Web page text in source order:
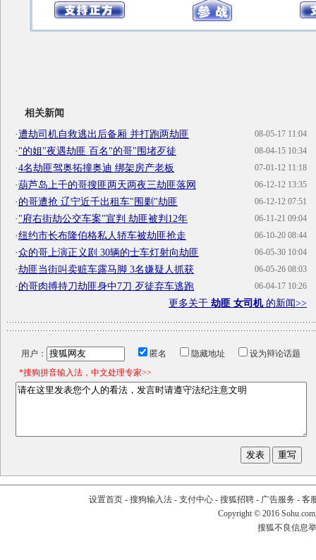
相关新闻
08-05-17 11:04
·遭劫司机自救逃出后备厢 并打跑两劫匪
08-04-15 10:34
·"的姐"夜遇劫匪 百名"的哥"围堵歹徒
07-01-12 11:18
·4名劫匪驾奥拓撞奥迪 绑架房产老板
06-12-12 13:35
·葫芦岛上千的哥搜匪两天两夜三劫匪落网
06-12-12 07:51
·的哥遭抢 辽宁近千出租车"围剿"劫匪
06-11-21 09:04
·"府右街劫公交车案"宣判 劫匪被判12年
06-10-20 08:44
·纽约市长布隆伯格私人轿车被劫匪抢走
06-05-30 10:04
·众的哥上演正义剧 30辆的士车灯射向劫匪
06-05-26 08:03
·劫匪当街叫卖赃车露马脚 3名嫌疑人抓获
06-04-17 10:26
·的哥肉搏持刀劫匪身中7刀 歹徒弃车逃跑
更多关于 劫匪 女司机的新闻>>
用户： 匿名 隐藏地址
设为辩论话题
*搜狗拼音输入法，中文处理专家>>
设置首页- 搜狗输入法- 支付中心- 搜狐招聘- 广告服务 - 客
Copyright © 2016
搜狐不良信息